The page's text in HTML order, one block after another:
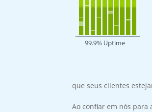
que seus clientes
Ao confiar em nós para